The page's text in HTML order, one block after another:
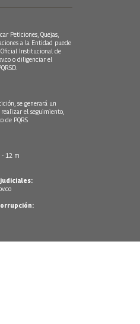
Peticiones, Quejas,
a la Entidad puede
Institucional de
o diligenciar el
se generará un
el seguimiento,
de PQRS
- 12 m